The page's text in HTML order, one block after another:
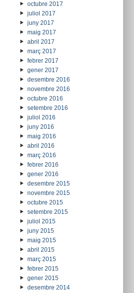
octubre 2017
juliol 2017
juny 2017
maig 2017
abril 2017
març 2017
febrer 2017
gener 2017
desembre 2016
novembre 2016
octubre 2016
setembre 2016
juliol 2016
juny 2016
maig 2016
abril 2016
març 2016
febrer 2016
gener 2016
desembre 2015
novembre 2015
octubre 2015
setembre 2015
juliol 2015
juny 2015
maig 2015
abril 2015
març 2015
febrer 2015
gener 2015
desembre 2014